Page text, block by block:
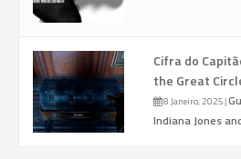
Cifra do
the Great
8 Janeiro, 2025|
Indiana Jones